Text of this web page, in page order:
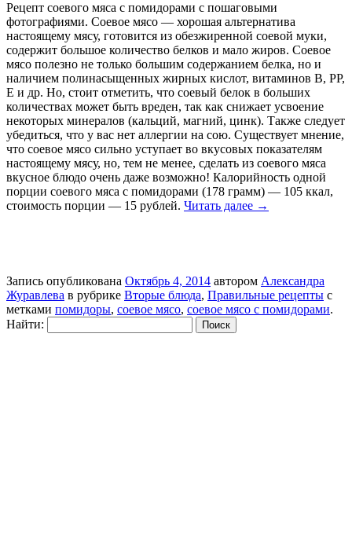
Рецепт соевого мяса с помидорами с пошаговыми
фотографиями. Соевое мясо — хорошая альтернатива
настоящему мясу, готовится из обезжиренной соевой муки,
содержит большое количество белков и мало жиров. Соевое
мясо полезно не только большим содержанием белка, но и
наличием полинасыщенных жирных кислот, витаминов В, РР,
Е и др. Но, стоит отметить, что соевый белок в больших
количествах может быть вреден, так как снижает усвоение
некоторых минералов (кальций, магний, цинк). Также следует
убедиться, что у вас нет аллергии на сою. Существует мнение,
что соевое мясо сильно уступает во вкусовых показателям
настоящему мясу, но, тем не менее, сделать из соевого мяса
вкусное блюдо очень даже возможно! Калорийность одной
порции соевого мяса с помидорами (178 грамм) — 105 ккал,
стоимость порции — 15 рублей. Читать далее →
Запись опубликована Октябрь 4, 2014 автором Александра
Журавлева в рубрике Вторые блюда, Правильные рецепты с
метками помидоры, соевое мясо, соевое мясо с помидорами.
Найти: